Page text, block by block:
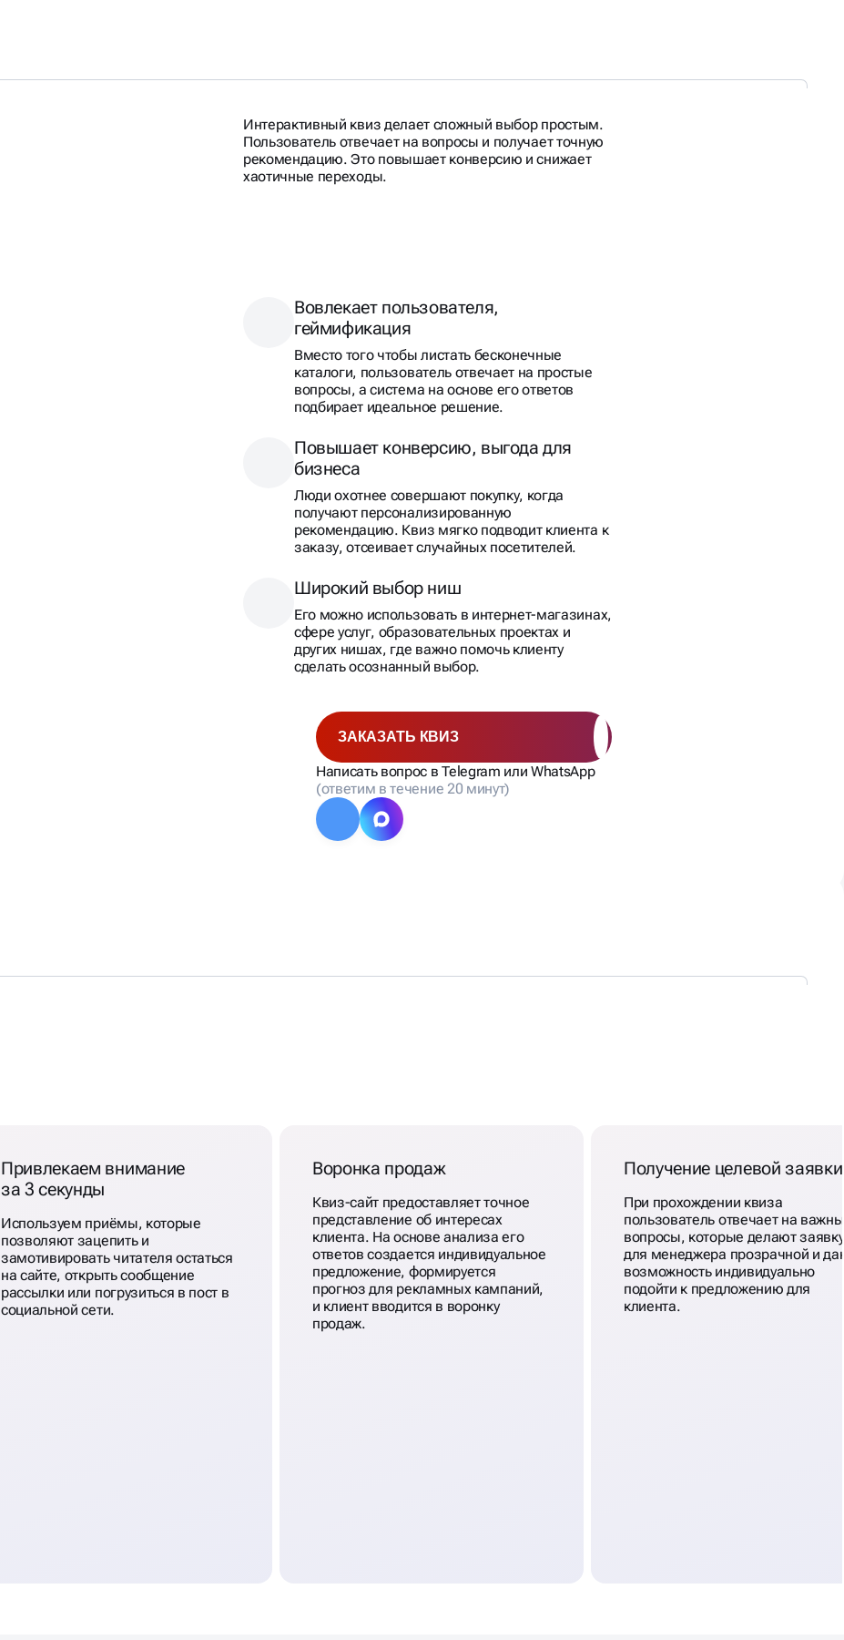
Интерактивный квиз делает сложный выбор простым.
Пользователь отвечает на вопросы и получает точную
рекомендацию. Это повышает конверсию и снижает
хаотичные переходы.
Вовлекает пользователя,
геймификация
Вместо того чтобы листать бесконечные
каталоги, пользователь отвечает на простые
вопросы, а система на основе его ответов
подбирает идеальное решение.
Повышает конверсию, выгода для
бизнеса
Люди охотнее совершают покупку, когда
получают персонализированную
рекомендацию. Квиз мягко подводит клиента к
заказу, отсеивает случайных посетителей.
Широкий выбор ниш
Его можно использовать в интернет-магазинах,
сфере услуг, образовательных проектах и
других нишах, где важно помочь клиенту
сделать осознанный выбор.
ЗАКАЗАТЬ КВИЗ
Написать вопрос в Telegram или WhatsApp
(ответим в течение 20 минут)
Привлекаем внимание
за 3 секунды
Используем приёмы, которые
позволяют зацепить и
замотивировать читателя остаться
на сайте, открыть сообщение
рассылки или погрузиться в пост в
социальной сети.
Воронка продаж
Квиз-сайт предоставляет точное
представление об интересах
клиента. На основе анализа его
ответов создается индивидуальное
предложение, формируется
прогноз для рекламных кампаний,
и клиент вводится в воронку
продаж.
Получение целевой заявки
При прохождении квиза
пользователь отвечает на
вопросы, которые делают заявку
для менеджера прозрачной и
возможность индивидуально
подойти к предложению для
клиента.